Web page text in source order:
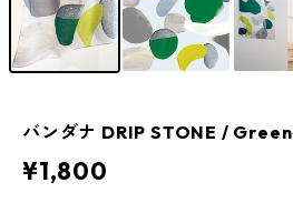
バンダナ DRIP STONE / Green
¥1,800